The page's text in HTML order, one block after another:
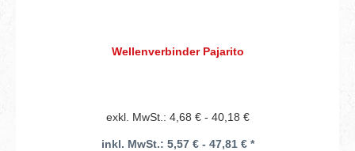
Wellenverbinder Pajarito
exkl. MwSt.: 4,68 € - 40,18 €
inkl. MwSt.: 5,57 € - 47,81 € *